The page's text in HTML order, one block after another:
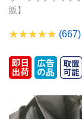
販】
(667)